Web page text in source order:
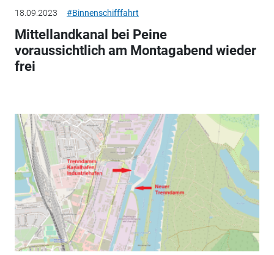
18.09.2023 #Binnenschifffahrt
Mittellandkanal bei Peine
voraussichtlich am Montagabend wieder
frei